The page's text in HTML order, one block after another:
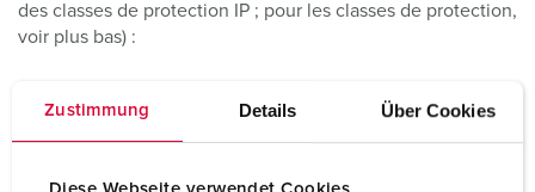
Zustimmung Details Über Cookies
des classes de protection IP ; pour les classes de protection,
voir plus bas) :